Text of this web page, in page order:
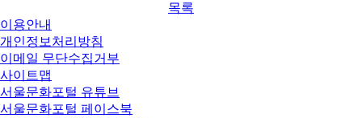
목록
이용안내
개인정보처리방침
이메일 무단수집거부
사이트맵
서울문화포털 유튜브
서울문화포털 페이스북